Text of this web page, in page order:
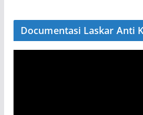
Documentasi Laskar Anti